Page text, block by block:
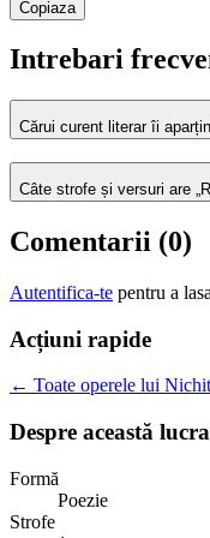
Copiaza
Intrebari
Cărui curent literar îi
Câte strofe și versuri are
Comentarii (0)
Autentifica-te pentru a
Acțiuni rapide
← Toate operele lui
Despre această
Formă
Poezie
Strofe